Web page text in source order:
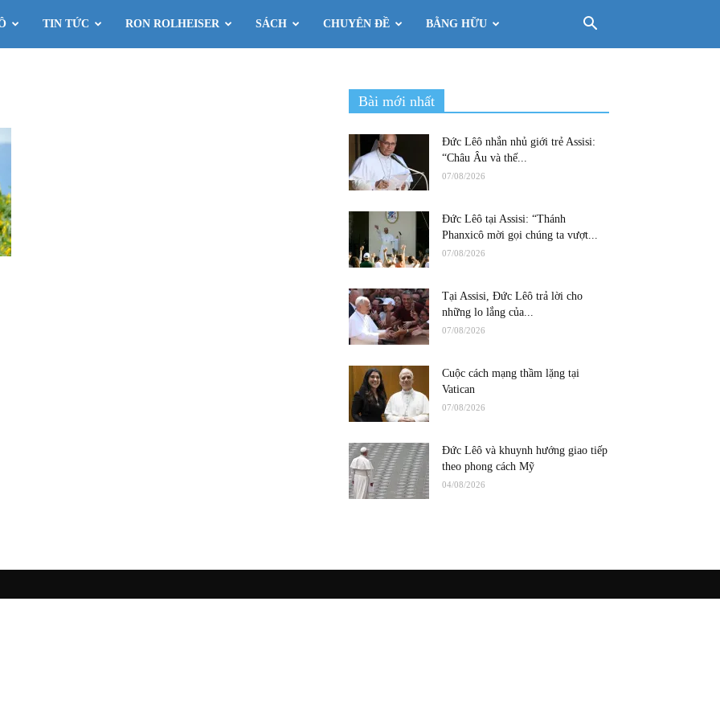
TIN TỨC RON ROLHEISER SÁCH CHUYÊN ĐỀ BẰNG HỮU
Bài mới nhất
Đức Lêô nhắn nhủ giới trẻ Assisi:
“Châu Âu và thế...
07/08/2026
Đức Lêô tại Assisi: “Thánh
Phanxicô mời gọi chúng ta vượt...
07/08/2026
Tại Assisi, Đức Lêô trả lời cho
những lo lắng của...
07/08/2026
Cuộc cách mạng thầm lặng tại
Vatican
07/08/2026
Đức Lêô và khuynh hướng giao tiếp
theo phong cách Mỹ
04/08/2026